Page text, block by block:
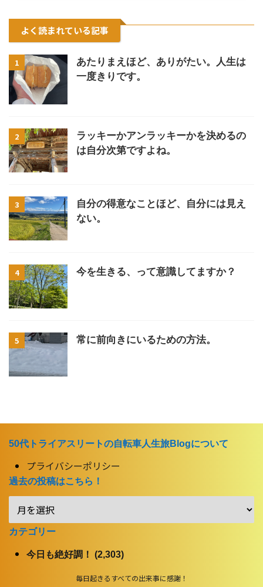
よく読まれている記事
1
あたりまえほど、ありがたい。人生は
一度きりです。
2
ラッキーかアンラッキーかを決めるの
は自分次第ですよね。
3
自分の得意なことほど、自分には見え
ない。
4 今を生きる、って意識してますか？
5 常に前向きにいるための方法。
50代トライアスリートの自転車人生旅Blogについて
プライバシーポリシー
過去の投稿はこちら！
カテゴリー
今日も絶好調！ (2,303)
毎日起きるすべての出来事に感謝！